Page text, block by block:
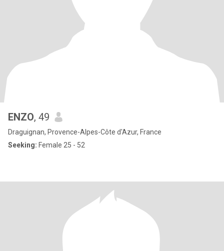
ENZO, 49
Draguignan, Provence-Alpes-Côte d'Azur, France
Seeking: Female 25 - 52